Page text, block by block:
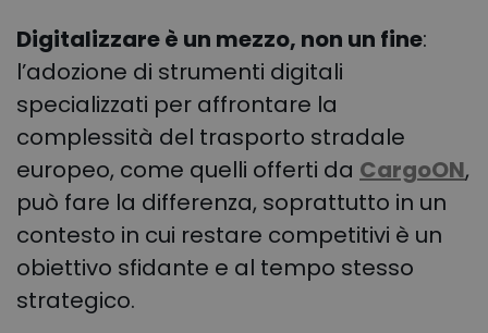
Digitalizzare è un mezzo, non un fine:
l’adozione di strumenti digitali
specializzati per affrontare la
complessità del trasporto stradale
europeo, come quelli offerti da CargoON,
può fare la differenza, soprattutto in un
contesto in cui restare competitivi è un
obiettivo sfidante e al tempo stesso
strategico.